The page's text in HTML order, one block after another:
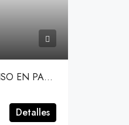
PRESENTAMOS ESTE FABULOSO PISO EN PASEO DE CHILE, FUENLABRADA
Detalles